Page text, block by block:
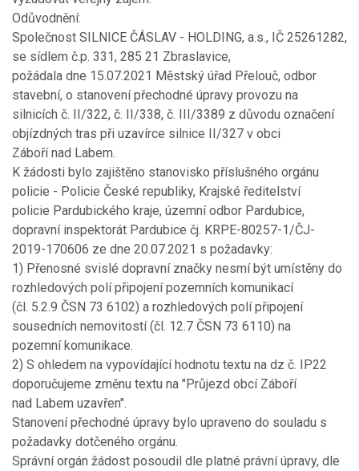
Odůvodnění:
Společnost SILNICE ČÁSLAV - HOLDING, a.s., IČ 25261282,
se sídlem č.p. 331, 285 21 Zbraslavice,
požádala dne 15.07.2021 Městský úřad Přelouč, odbor
stavební, o stanovení přechodné úpravy provozu na
silnicích č. II/322, č. II/338, č. III/3389 z důvodu označení
objízdných tras při uzavírce silnice II/327 v obci
Záboří nad Labem.
K žádosti bylo zajištěno stanovisko příslušného orgánu
policie - Policie České republiky, Krajské ředitelství
policie Pardubického kraje, územní odbor Pardubice,
dopravní inspektorát Pardubice čj. KRPE-80257-1/ČJ-
2019-170606 ze dne 20.07.2021 s požadavky:
1) Přenosné svislé dopravní značky nesmí být umístěny do
rozhledových polí připojení pozemních komunikací
(čl. 5.2.9 ČSN 73 6102) a rozhledových polí připojení
sousedních nemovitostí (čl. 12.7 ČSN 73 6110) na
pozemní komunikace.
2) S ohledem na vypovídající hodnotu textu na dz č. IP22
doporučujeme změnu textu na "Průjezd obcí Záboří
nad Labem uzavřen".
Stanovení přechodné úpravy bylo upraveno do souladu s
požadavky dotčeného orgánu.
Správní orgán žádost posoudil dle platné právní úpravy, dle